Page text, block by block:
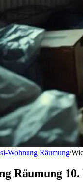
Wohnung Räumung/
Räumung